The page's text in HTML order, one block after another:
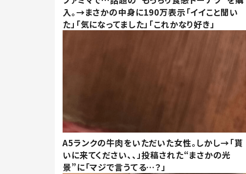
入。→まさかの中身に190万表示「イイこと聞い
た」「気になってました」「これかなり好き」
A5ランクの牛肉をいただいた女性。しかし→「貰
いに来てください、、」投稿された“まさかの光
景”に「マジで言うてる…？」